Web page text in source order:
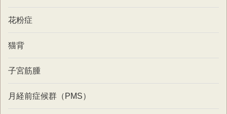
花粉症
猫背
子宮筋腫
月経前症候群（PMS）